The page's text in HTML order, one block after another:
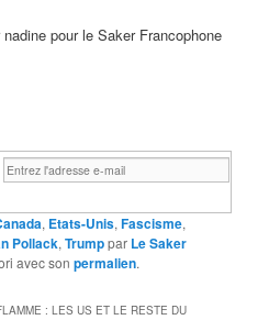
pour le Saker Francophone
, Etats-Unis,Fascisme,
Pollack,Trumppar Le Saker
avec sonpermalien.
: LES US ET LE RESTE DU